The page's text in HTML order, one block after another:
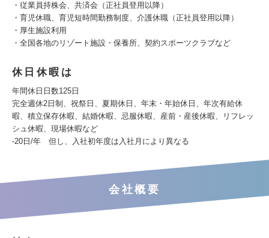
・従業員持株会、共済会（正社員登用以降）
・育児休職、育児短時間勤務制度、介護休職（正社員登用以降）
・厚生施設利用
・全国各地のリゾート施設・保養所、契約スポーツクラブなど
休日休暇は
年間休日日数125日
完全週休2日制、祝祭日、夏期休日、年末・年始休日、年次有給休
暇、積立保存休暇、結婚休暇、忌服休暇、産前・産後休暇、リフレッ
シュ休暇、現場休暇など
‐20日/年 但し、入社初年度は入社月により異なる
会社概要